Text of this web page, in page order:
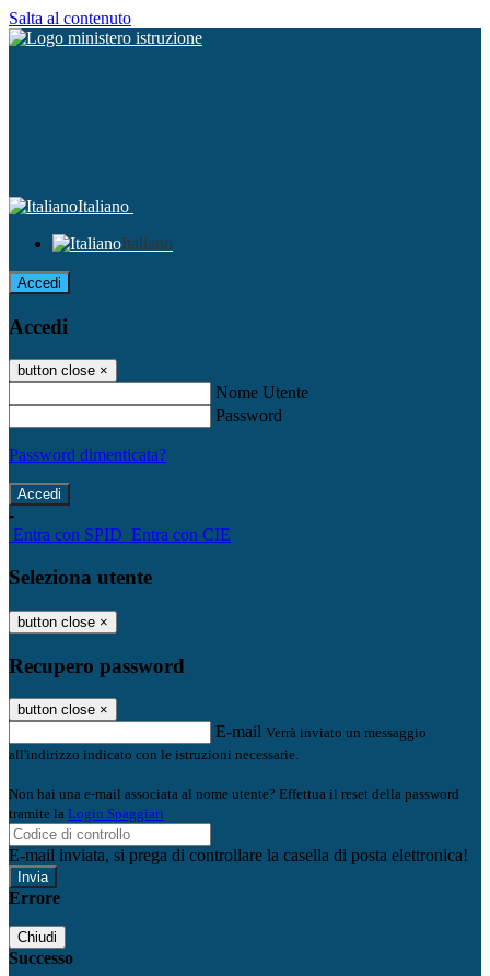
Salta al contenuto
Italiano
Italiano
Accedi
Accedi
button close ×
Nome Utente
Password
Password dimenticata?
-
Entra con SPID Entra con CIE
Seleziona utente
button close ×
Recupero password
button close ×
E-mail Verrà inviato un messaggio
all'indirizzo indicato con le istruzioni necessarie.
Non hai una e-mail associata al nome utente? Effettua il reset della password
tramite la Login Spaggiari
E-mail inviata, si prega di controllare la casella di posta elettronica!
Errore
Chiudi
Successo